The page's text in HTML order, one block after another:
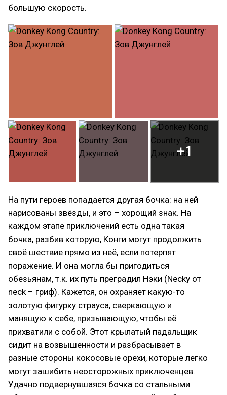
большую скорость.
+1
На пути героев попадается другая бочка: на ней
нарисованы звёзды, и это – хорощий знак. На
каждом этапе приключений есть одна такая
бочка, разбив которую, Конги могут продолжить
своё шествие прямо из неё, если потерпят
поражение. И она могла бы пригодиться
обезьянам, т.к. их путь преградил Нэки (Necky от
neck – гриф). Кажется, он охраняет какую-то
золотую фигурку страуса, сверкающую и
манящую к себе, призывающую, чтобы её
прихватили с собой. Этот крылатый падальщик
сидит на возвышенности и разбрасывает в
разные стороны кокосовые орехи, которые легко
могут зашибить неосторожных приключенцев.
Удачно подвернувшаяся бочка со стальными